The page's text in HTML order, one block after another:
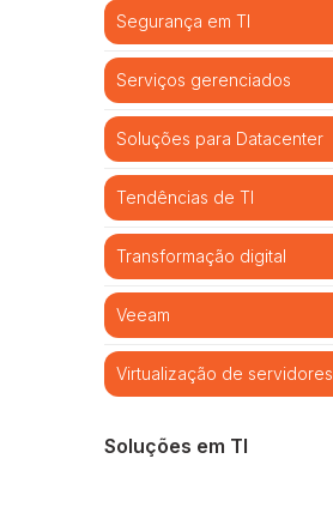
Segurança em TI
Serviços gerenciados
Soluções para Datacenter
Tendências de TI
Transformação digital
Veeam
Virtualização de servidores
Soluções em TI